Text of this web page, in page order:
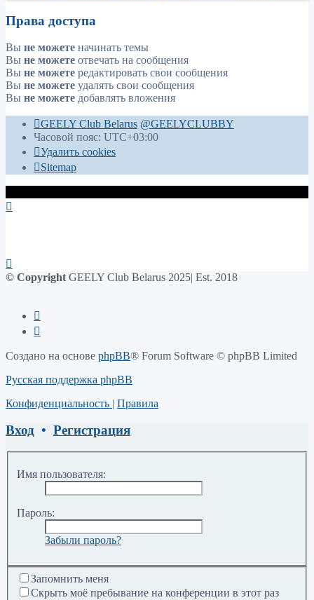
Права доступа
Вы не можете начинать темы
Вы не можете отвечать на сообщения
Вы не можете редактировать свои сообщения
Вы не можете удалять свои сообщения
Вы не можете добавлять вложения
GEELY Club Belarus @GEELYCLUBBY
Часовой пояс: UTC+03:00
Удалить cookies
Sitemap
© Copyright GEELY Club Belarus 2025| Est. 2018
Создано на основе phpBB® Forum Software © phpBB Limited
Русская поддержка phpBB
Конфиденциальность | Правила
Вход • Регистрация
Имя пользователя:
Пароль:
Забыли пароль?
Запомнить меня
Скрыть моё пребывание на конференции в этот раз